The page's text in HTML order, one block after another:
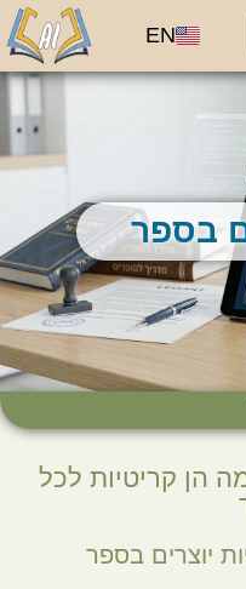
EN
בספר
הן קריטיות לכל
יוצרים בספר